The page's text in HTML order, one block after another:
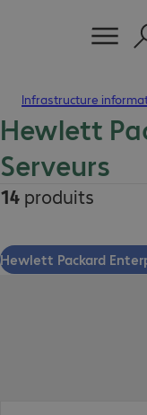
Infrastructure
Hewlett
Serveurs
14 produits
Hewlett Packard